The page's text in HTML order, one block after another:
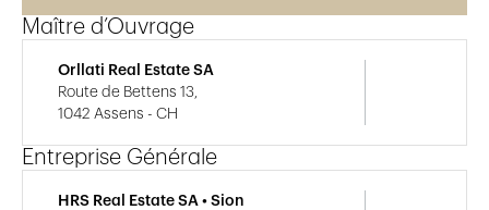
Maître d’Ouvrage
Orllati Real Estate SA
Route de Bettens 13,
1042 Assens - CH
Entreprise Générale
HRS Real Estate SA • Sion